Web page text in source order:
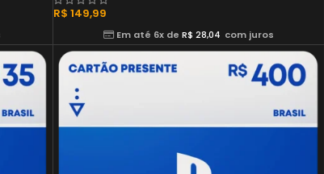
R$ 149,99
Em até 6x de R$ 28,04 com juros